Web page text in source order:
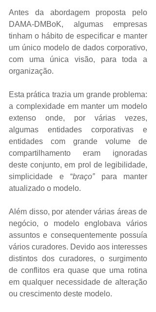
Antes da abordagem proposta pelo
DAMA-DMBoK, algumas empresas
tinham o hábito de especificar e manter
um único modelo de dados corporativo,
com uma única visão, para toda a
organização.
Esta prática trazia um grande problema:
a complexidade em manter um modelo
extenso onde, por várias vezes,
algumas entidades corporativas e
entidades com grande volume de
compartilhamento eram ignoradas
deste conjunto, em prol de legibilidade,
simplicidade e “braço” para manter
atualizado o modelo.
Além disso, por atender várias áreas de
negócio, o modelo englobava vários
assuntos e consequentemente possuía
vários curadores. Devido aos interesses
distintos dos curadores, o surgimento
de conflitos era quase que uma rotina
em qualquer necessidade de alteração
ou crescimento deste modelo.